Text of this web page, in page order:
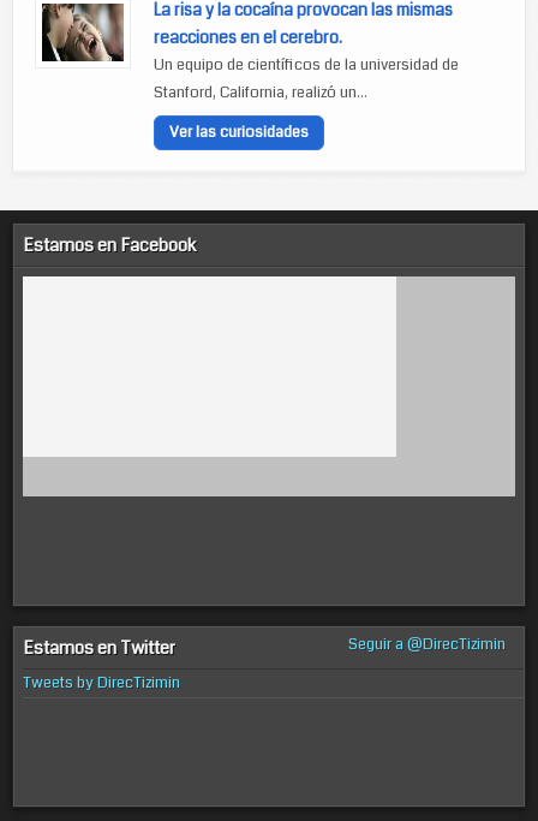
La risa y la cocaína provocan las mismas
reacciones en el cerebro.
Un equipo de científicos de la universidad de
Stanford, California, realizó un...
Ver las curiosidades
Estamos en Facebook
Estamos en Twitter
Seguir a @DirecTizimin
Tweets by DirecTizimin